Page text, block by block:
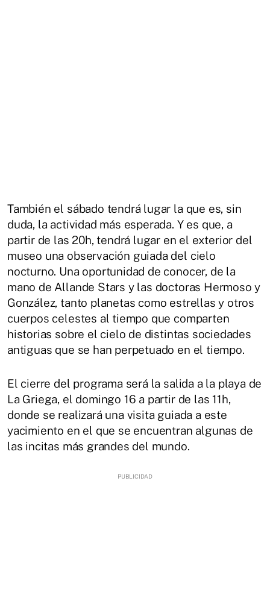
También el sábado tendrá lugar la que es, sin
duda, la actividad más esperada. Y es que, a
partir de las 20h, tendrá lugar en el exterior del
museo una observación guiada del cielo
nocturno. Una oportunidad de conocer, de la
mano de Allande Stars y las doctoras Hermoso y
González, tanto planetas como estrellas y otros
cuerpos celestes al tiempo que comparten
historias sobre el cielo de distintas sociedades
antiguas que se han perpetuado en el tiempo.
El cierre del programa será la salida a la playa de
La Griega, el domingo 16 a partir de las 11h,
donde se realizará una visita guiada a este
yacimiento en el que se encuentran algunas de
las incitas más grandes del mundo.